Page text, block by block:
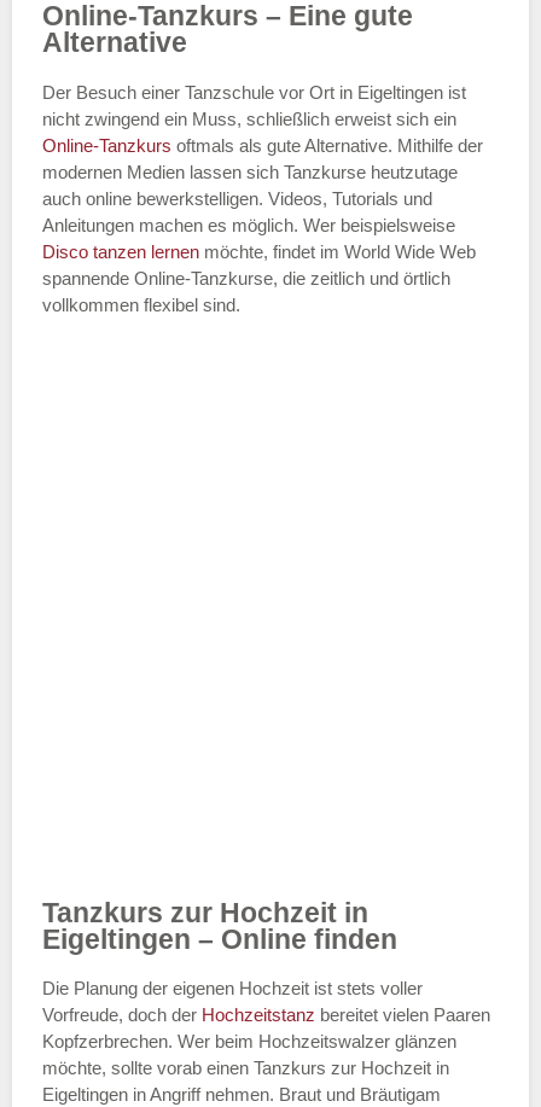
Online-Tanzkurs – Eine gute
Alternative
Der Besuch einer Tanzschule vor Ort in Eigeltingen ist
nicht zwingend ein Muss, schließlich erweist sich ein
Online-Tanzkurs oftmals als gute Alternative. Mithilfe der
modernen Medien lassen sich Tanzkurse heutzutage
auch online bewerkstelligen. Videos, Tutorials und
Anleitungen machen es möglich. Wer beispielsweise
Disco tanzen lernen möchte, findet im World Wide Web
spannende Online-Tanzkurse, die zeitlich und örtlich
vollkommen flexibel sind.
Tanzkurs zur Hochzeit in
Eigeltingen – Online finden
Die Planung der eigenen Hochzeit ist stets voller
Vorfreude, doch der Hochzeitstanz bereitet vielen Paaren
Kopfzerbrechen. Wer beim Hochzeitswalzer glänzen
möchte, sollte vorab einen Tanzkurs zur Hochzeit in
Eigeltingen in Angriff nehmen. Braut und Bräutigam